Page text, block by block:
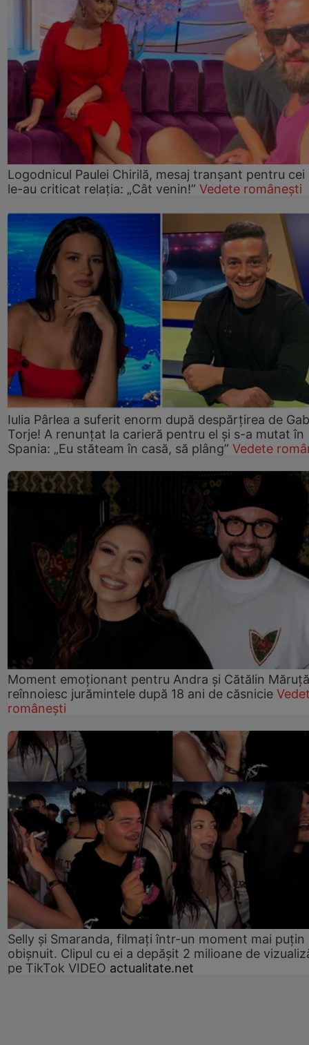
Logodnicul Paulei Chirilă, mesaj tranșant pentru cei
le-au criticat relația: „Cât venin!” Vedete românești
Iulia Pârlea a suferit enorm după despărțirea de
Torje! A renunțat la carieră pentru el și s-a mutat în
Spania: „Eu stăteam în casă, să plâng” Vedete
Moment emoționant pentru Andra și Cătălin
reînnoiesc jurămintele după 18 ani de căsnicie
românești
Selly și Smaranda, filmați într-un moment mai puțin
obișnuit. Clipul cu ei a depășit 2 milioane de
pe TikTok VIDEO actualitate.net